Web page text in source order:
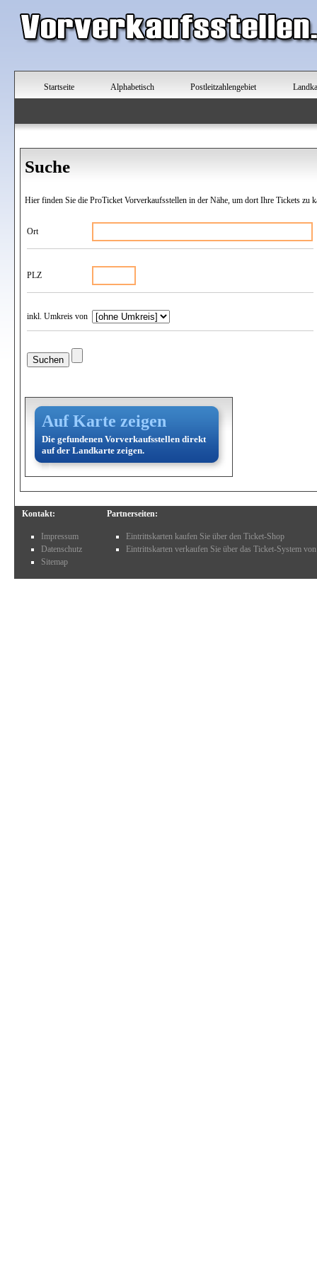
Startseite Alphabetisch Postleitzahlengebiet
Suche
Hier finden Sie die ProTicket Vorverkaufsstellen in der Nähe, um dort Ihre Tickets zu
Ort
PLZ
inkl. Umkreis von
Auf Karte zeigen
Die gefundenen Vorverkaufsstellen direkt
auf der Landkarte zeigen.
Kontakt:
Impressum
Datenschutz
Sitemap
Partnerseiten:
Eintrittskarten kaufen Sie über den Ticket-Shop
Eintrittskarten verkaufen Sie über das Ticket-System